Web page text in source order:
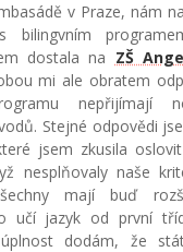
v Praze, nám
bilingvním
dostala na ZŠ
mi ale obratem
nepřijímají
Stejné odpovědi
jsem zkusila
nesplňovaly naše
mají buď
učí jazyk od první
dodám, že